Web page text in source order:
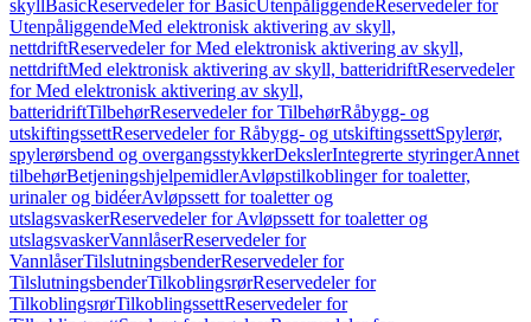
skyllBasicReservedeler for BasicUtenpåliggendeReservedeler for
UtenpåliggendeMed elektronisk aktivering av skyll,
nettdriftReservedeler for Med elektronisk aktivering av skyll,
nettdriftMed elektronisk aktivering av skyll, batteridriftReservedeler
for Med elektronisk aktivering av skyll,
batteridriftTilbehørReservedeler for TilbehørRåbygg- og
utskiftingssettReservedeler for Råbygg- og utskiftingssettSpylerør,
spylerørsbend og overgangsstykkerDekslerIntegrerte styringerAnnet
tilbehørBetjeningshjelpemidlerAvløpstilkoblinger for toaletter,
urinaler og bidéerAvløpssett for toaletter og
utslagsvaskerReservedeler for Avløpssett for toaletter og
utslagsvaskerVannlåserReservedeler for
VannlåserTilslutningsbenderReservedeler for
TilslutningsbenderTilkoblingsrørReservedeler for
TilkoblingsrørTilkoblingssettReservedeler for